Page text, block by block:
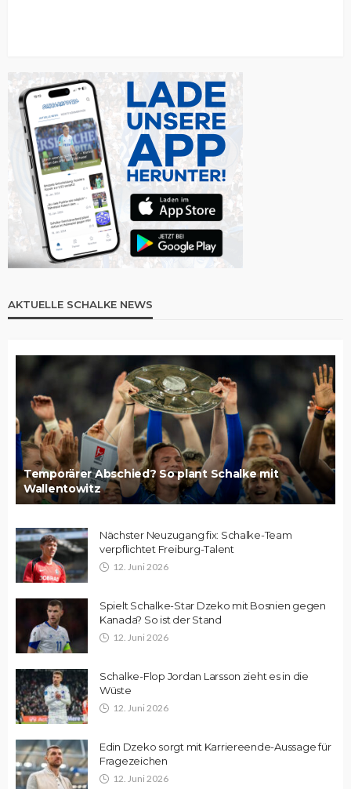
AKTUELLE SCHALKE NEWS
Temporärer Abschied? So plant Schalke mit
Wallentowitz
Nächster Neuzugang fix: Schalke-Team
verpflichtet Freiburg-Talent
12. Juni 2026
Spielt Schalke-Star Dzeko mit Bosnien gegen
Kanada? So ist der Stand
12. Juni 2026
Schalke-Flop Jordan Larsson zieht es in die
Wüste
12. Juni 2026
Edin Dzeko sorgt mit Karriereende-Aussage für
Fragezeichen
12. Juni 2026